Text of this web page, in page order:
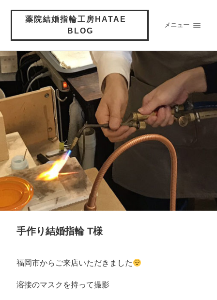
薬院結婚指輪工房HATAE
BLOG
メニュー
手作り結婚指輪 T様
福岡市からご来店いただきました
溶接のマスクを持って撮影